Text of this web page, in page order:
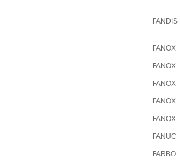
FANDIS
FANOX
FANOX
FANOX
FANOX
FANOX
FANUC
FARBO